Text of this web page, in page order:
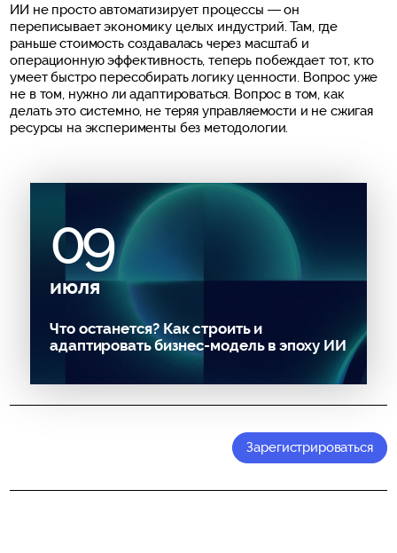
ИИ не просто автоматизирует процессы — он
переписывает экономику целых индустрий. Там, где
раньше стоимость создавалась через масштаб и
операционную эффективность, теперь побеждает тот, кто
умеет быстро пересобирать логику ценности. Вопрос уже
не в том, нужно ли адаптироваться. Вопрос в том, как
делать это системно, не теряя управляемости и не сжигая
ресурсы на эксперименты без методологии.
09
июля
Что останется? Как строить и
адаптировать бизнес-модель в эпоху ИИ
Зарегистрироваться